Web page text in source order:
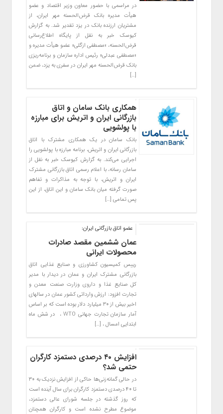
در مراسمی با حضور معاون وزیر اقتصاد و عضو
هیأت مدیره بانک قرض‌الحسنه مهر ایران، از
مشتریان ارزنده بانک در یزد تقدیر شد. به گزارش
کیوسک خبر به نقل از پایگاه اطلاع‌رسانی
قرض‌الحسنه، «مصطفی ازگلی» عضو هیأت مدیره و
«مصطفی عبدلی» رئیس اداره سازمان و برنامه‌ریزی
بانک قرض‌الحسنه مهر ایران در سفری به یزد، ضمن
[…]
همکاری بانک سامان و اتاق
بازرگانی ایران و اتریش برای مبارزه
با پولشویی
بانک سامان در یک همکاری مشترک با اتاق
بازرگانی ایران و اتریش، برنامه مبارزه با پولشویی را
اجرایی می‌کند. به گزارش کیوسک خبر به نقل از
سامان رسانه، با اعلام رسمی اتاق بازرگانی مشترک
ایران و اتریش، با توجه به مذاکرات و تفاهم
صورت گرفته میان بانک سامان و این اتاق، از این
پس تمامی […]
عضو اتاق بازرگانی ایران:
عمان ششمین مقصد صادرات
محصولات ایرانی
رییس کمیسیون کشاورزی و صنایع غذایی اتاق
بازرگانی مشترک ایران و عمان در دیدار با مدیر
کل صنایع غذا و داروی وزارت صنعت معدن و
تجارت افزود: ارزش وارداتی کشور عمان در سالهای
اخیر بیش از ۳۰ میلیارد دلار بوده است که بر اساس
آمار سازمان تجارت جهانی WTO ، در شش ماه
ابتدایی امسال ، […]
افزایش ۴۰ درصدی دستمزد کارگران
حتمی شد؟
در حالی گمانه‌زنی‌ها حاکی از افزایش نزدیک به ۳۰
تا ۴۰ درصدی دستمزد کارگران برای سال آینده است
که روز گذشته در جلسه شورای عالی دستمزد،
موضوع مطرح نشده است و کارگران همچنان